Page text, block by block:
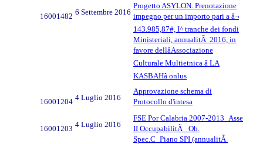
16001482 6 Settembre 2016
Progetto ASYLON. Prenotazione
impegno per un importo pari a â¬
143.985,87#, I^ tranche dei fondi
Ministeriali, annualitÃ 2016, in
favore dellâAssociazione
Culturale Multietnica â LA
KASBAHâ onlus
16001204 4 Luglio 2016
Approvazione schema di
Protocollo d'intesa
16001203 4 Luglio 2016
FSE Por Calabria 2007-2013_Asse
II OccupabilitÃ _Ob.
Spec.C_Piano SPI (annualitÃ